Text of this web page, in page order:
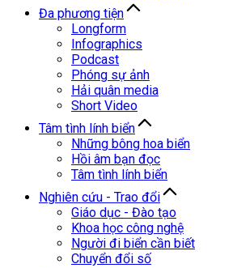
Đa phương tiện
Longform
Infographics
Podcast
Phóng sự ảnh
Hải quân media
Short Video
Tâm tình lính biển
Những bông hoa biển
Hồi âm bạn đọc
Tâm tình lính biển
Nghiên cứu - Trao đổi
Giáo dục - Đào tạo
Khoa học công nghệ
Người đi biển cần biết
Chuyển đổi số